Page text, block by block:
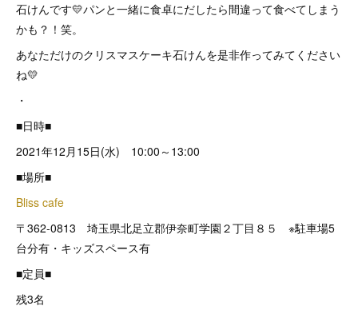
石けんです💛パンと一緒に食卓にだしたら間違って食べてしまう
かも？！笑。
あなただけのクリスマスケーキ石けんを是非作ってみてください
ね💛
・
■日時■
2021年12月15日(水) 10:00～13:00
■場所■
Bliss cafe
〒362-0813 埼玉県北足立郡伊奈町学園２丁目８５ ※駐車場5
台分有・キッズスペース有
■定員■
残3名